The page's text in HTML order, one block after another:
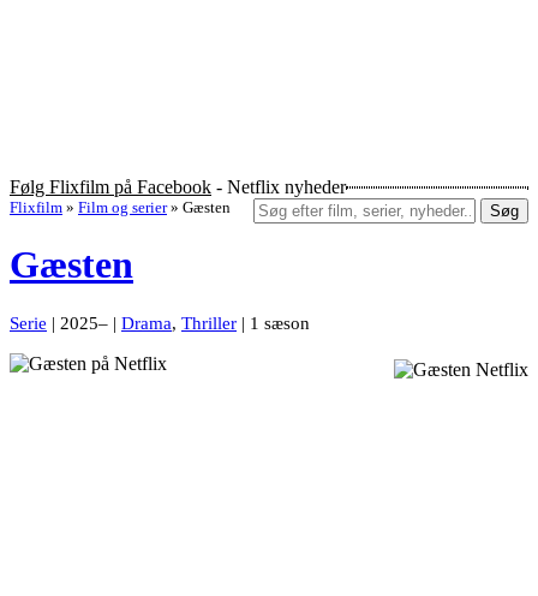
Følg Flixfilm på Facebook - Netflix nyheder
Søg
Flixfilm » Film og serier » Gæsten
Gæsten
Serie | 2025– | Drama, Thriller | 1 sæson